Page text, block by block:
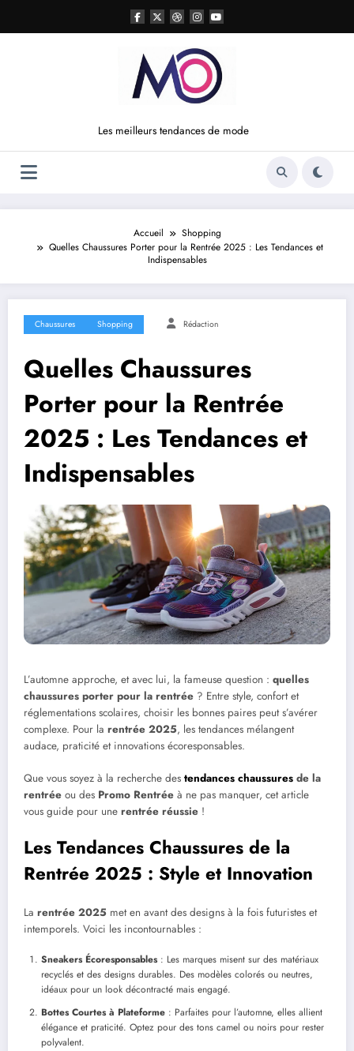
contenu
Les meilleurs tendances de mode
Accueil
Shopping
Quelles Chaussures Porter pour la Rentrée 2025 : Les Tendances et
Indispensables
Chaussures Shopping Rédaction
Quelles Chaussures
Porter pour la Rentrée
2025 : Les Tendances et
Indispensables
L’automne approche, et avec lui, la fameuse question : quelles
chaussures porter pour la rentrée ? Entre style, confort et
réglementations scolaires, choisir les bonnes paires peut s’avérer
complexe. Pour la rentrée 2025, les tendances mélangent
audace, praticité et innovations écoresponsables.
Que vous soyez à la recherche des tendances chaussures de la
rentrée ou des Promo Rentrée à ne pas manquer, cet article
vous guide pour une rentrée réussie !
Les Tendances Chaussures de la
Rentrée 2025 : Style et Innovation
La rentrée 2025 met en avant des designs à la fois futuristes et
intemporels. Voici les incontournables :
Sneakers Écoresponsables: Les marques misent sur des matériaux
recyclés et des designs durables. Des modèles colorés ou neutres,
idéaux pour un look décontracté mais engagé.
Bottes Courtes à Plateforme : Parfaites pour l’automne, elles allient
élégance et praticité. Optez pour des tons camel ou noirs pour rester
polyvalent.